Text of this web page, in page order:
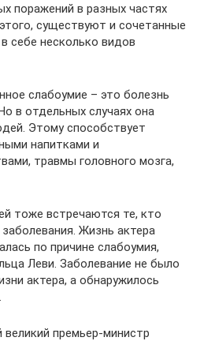
поражений в разных частях
существуют и сочетанные
несколько видов
слабоумие – это болезнь
в отдельных случаях она
Этому способствует
напитками и
травмы головного мозга,
тоже встречаются те, кто
Жизнь актера
по причине слабоумия,
Леви. Заболевание не было
актера, а обнаружилось
премьер-министр